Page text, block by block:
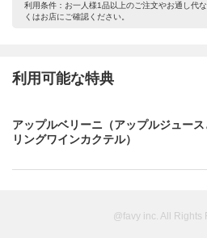
利用条件：お一人様1品以上のご注文やお通し代
くはお店にご確認ください。
利用可能な特典
アップルベリーニ（アップルジュース
リングワインカクテル）
@favy inc. All Rights